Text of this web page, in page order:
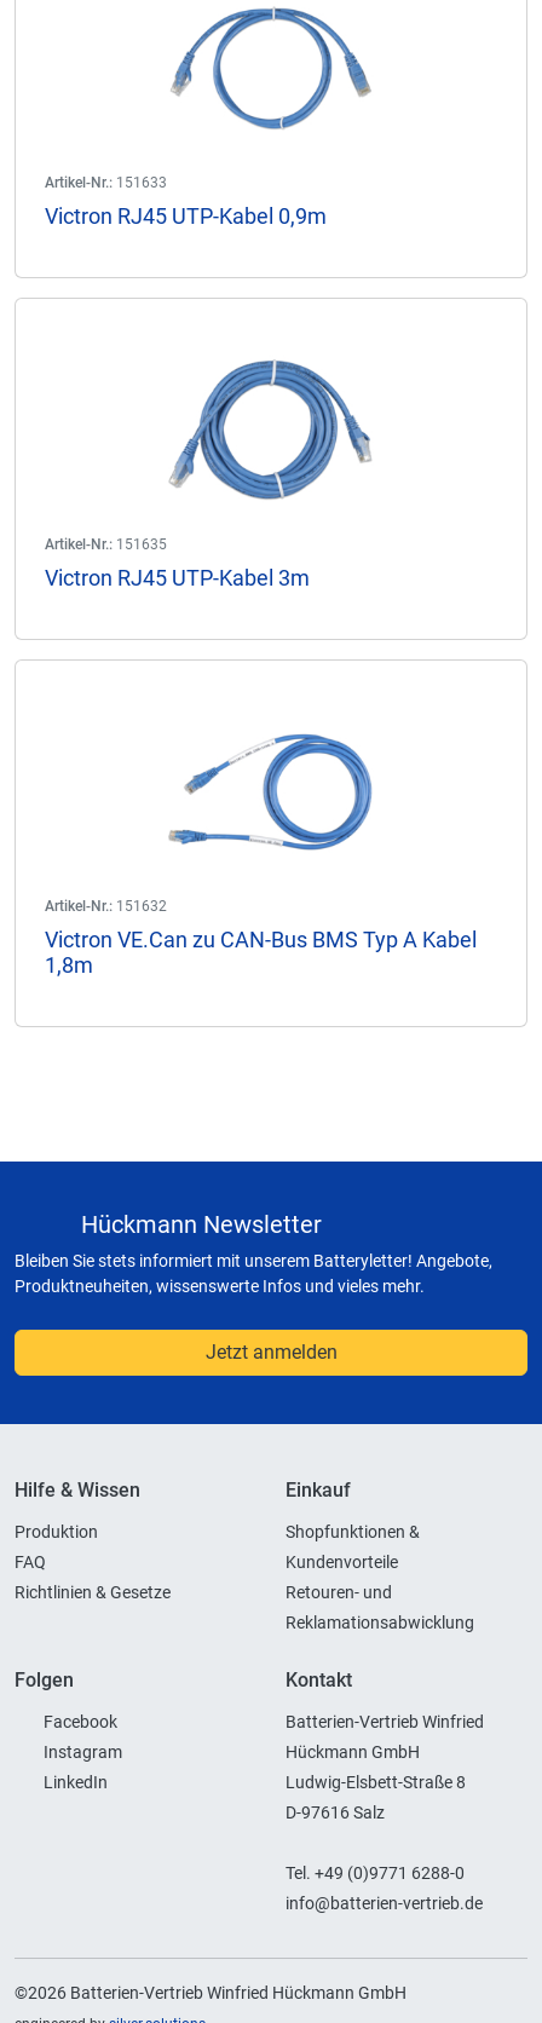
Artikel-Nr.: 151633
Victron RJ45 UTP-Kabel 0,9m
Artikel-Nr.: 151635
Victron RJ45 UTP-Kabel 3m
Artikel-Nr.: 151632
Victron VE.Can zu CAN-Bus BMS Typ A Kabel
1,8m
Hückmann Newsletter
Bleiben Sie stets informiert mit unserem Batteryletter! Angebote,
Produktneuheiten, wissenswerte Infos und vieles mehr.
Jetzt anmelden
Hilfe & Wissen
Produktion
FAQ
Richtlinien & Gesetze
Einkauf
Shopfunktionen &
Kundenvorteile
Retouren- und
Reklamationsabwicklung
Folgen
Facebook
Instagram
LinkedIn
Kontakt
Batterien-Vertrieb Winfried
Hückmann GmbH
Ludwig-Elsbett-Straße 8
D-97616 Salz
Tel. +49 (0)9771 6288-0
info@batterien-vertrieb.de
©2026 Batterien-Vertrieb Winfried Hückmann GmbH